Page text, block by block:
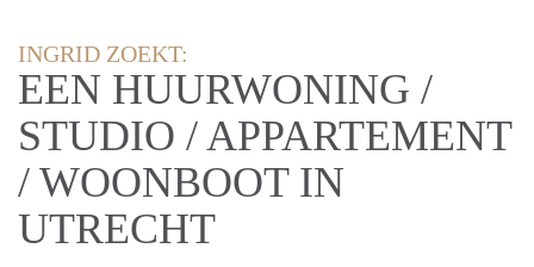
INGRID ZOEKT:
EEN HUURWONING /
STUDIO / APPARTEMENT
/ WOONBOOT IN
UTRECHT